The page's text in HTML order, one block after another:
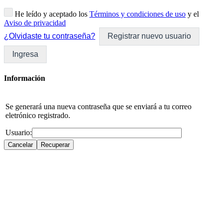
He leído y aceptado los Términos y condiciones de uso y el
Aviso de privacidad
¿Olvidaste tu contraseña?
Registrar nuevo usuario
Ingresa
Información
Se generará una nueva contraseña que se enviará a tu correo
eletrónico registrado.
Usuario: